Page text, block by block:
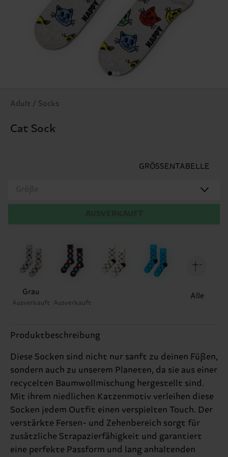
Adult / Socks
Cat Sock
GRÖSSENTABELLE
Größe
Grau
Ausverkauft Ausverkauft
Alle
Produktbeschreibung
Diese Socken sind nicht nur sanft zu deinen Füßen,
sondern auch zu unserem Planeten, da sie aus einer
recycelten Baumwollmischung hergestellt sind.
Mit ihrem niedlichen Katzenmotiv verleihen diese
Socken jedem Outfit einen verspielten Touch. Der
verstärkte Fersen- und Zehenbereich sorgt für
zusätzliche Strapazierfähigkeit und garantiert
eine perfekte Passform und lang anhaltenden